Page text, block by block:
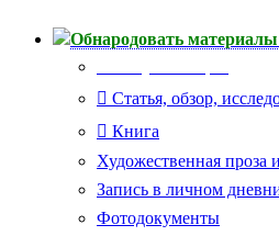
Обнародовать материалы
Статья, обзор,
Книга
Художественная проза
Запись в личном
Фотодокументы